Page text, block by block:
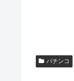
パチンコ